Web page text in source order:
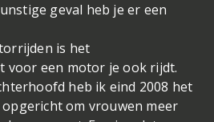
geval heb je er een
is het
voor een motor je ook rijdt.
heb ik eind 2008 het
opgericht om vrouwen meer